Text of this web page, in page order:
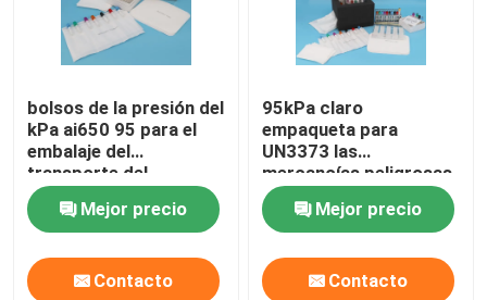
Cajas de envío del espécimen
Cajas refrigerantes del transporte
Equipos de la conveniencia del transporte del
Suministros médicos del torniquete
bolsos de la presión del
kPa ai650 95 para el
embalaje del
transporte del
espécimen del
BiohazardMejor precio
Contacto
95kPa claro
empaqueta para
UN3373 las
mercancías peligrosas
que embalan, bolsos
del transporte del
espécimen 95kPa
Mejor precio
Contacto